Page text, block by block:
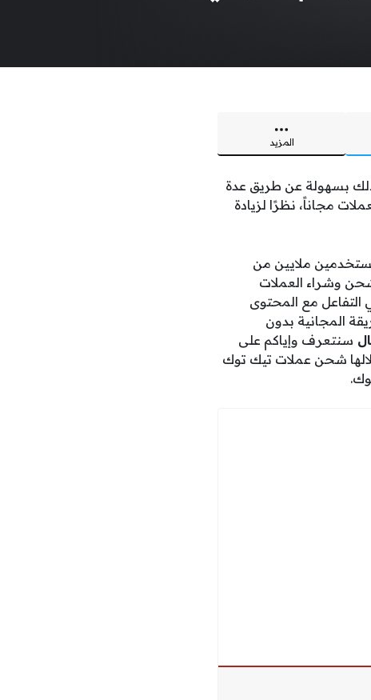
المزيد
بسهولة عن طريق عدة
مجاناً، نظرًا لزيادة
ملايين من
وشراء العملات
التفاعل مع المحتوى
المجانية بدون
سنتعرف وإياكم على
شحن عملات تيك توك